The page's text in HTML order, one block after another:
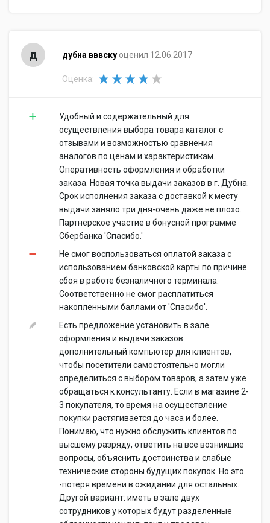
д дубна вввску оценил 12.06.2017
Оценка:
Удобный и содержательный для
осуществления выбора товара каталог с
отзывами и возможностью сравнения
аналогов по ценам и характеристикам.
Оперативность оформления и обработки
заказа. Новая точка выдачи заказов в г. Дубна.
Срок исполнения заказа с доставкой к месту
выдачи заняло три дня-очень даже не плохо.
Партнерское участие в бонусной программе
Сбербанка 'Спасибо.'
Не смог воспользоваться оплатой заказа с
использованием банковской карты по причине
сбоя в работе безналичного терминала.
Соответственно не смог расплатиться
накопленными баллами от 'Спасибо'.
Есть предложение установить в зале
оформления и выдачи заказов
дополнительный компьютер для клиентов,
чтобы посетители самостоятельно могли
определиться с выбором товаров, а затем уже
обращаться к консультанту. Если в магазине 2-
3 покупателя, то время на осуществление
покупки растягивается до часа и более.
Понимаю, что нужно обслужить клиентов по
высшему разряду, ответить на все возникшие
вопросы, объяснить достоинства и слабые
технические стороны будущих покупок. Но это
-потеря времени в ожидании для остальных.
Другой вариант: иметь в зале двух
сотрудников у которых будут разделенные